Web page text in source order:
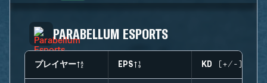
PARABELLUM ESPORTS
プレイヤー EPS KD (+/-)